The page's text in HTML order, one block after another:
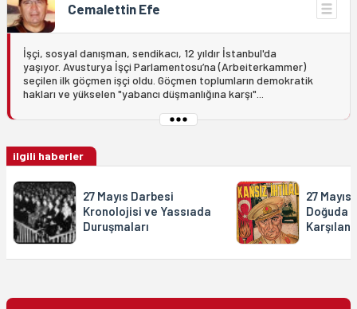
Cemalettin Efe
İşçi, sosyal danışman, sendikacı, 12 yıldır İstanbul'da
yaşıyor. Avusturya İşçi Parlamentosu’na (Arbeiterkammer)
seçilen ilk göçmen işçi oldu. Göçmen toplumların demokratik
hakları ve yükselen "yabancı düşmanlığına karşı"...
ilgili haberler
27 Mayıs Darbesi
Kronolojisi ve Yassıada
Duruşmaları
27
Doğuda